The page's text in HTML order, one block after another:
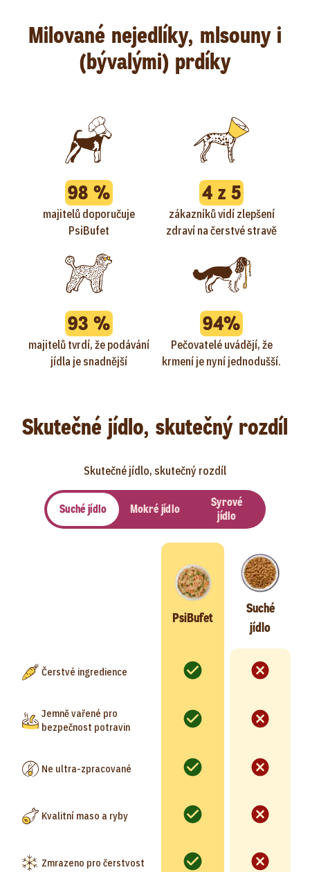
Milované nejedlíky, mlsouny i
(bývalými) prdíky
98 %
majitelů doporučuje
PsiBufet
4 z 5
zákazníků vidí zlepšení
zdraví na čerstvé stravě
93 %
majitelů tvrdí, že podávání
jídla je snadnější
94%
Pečovatelé uvádějí, že
krmení je nyní jednodušší.
Skutečné jídlo, skutečný rozdíl
Skutečné jídlo, skutečný rozdíl
Suché jídlo Mokré jídlo
Syrové
jídlo
PsiBufet
Suché
jídlo
Čerstvé ingredience
Jemně vařené pro
bezpečnost potravin
Ne ultra-zpracované
Kvalitní maso a ryby
Zmrazeno pro čerstvost